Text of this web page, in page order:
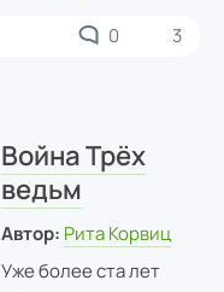
0 3
Война Трёх
ведьм
Автор: Рита Корвиц
Уже более ста лет